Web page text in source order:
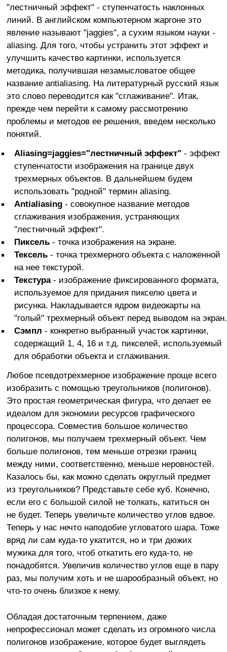
"лестничный эффект" - ступенчатость наклонных
линий. В английском компьютерном жаргоне это
явление называют "jaggies", а сухим языком науки -
aliasing. Для того, чтобы устранить этот эффект и
улучшить качество картинки, используется
методика, получившая незамысловатое общее
название antialiasing. На литературный русский язык
это слово переводится как "сглаживание". Итак,
прежде чем перейти к самому рассмотрению
проблемы и методов ее решения, введем несколько
понятий.
Aliasing=jaggies="лестничный эффект" - эффект
ступенчатости изображения на границе двух
трехмерных объектов. В дальнейшем будем
использовать "родной" термин aliasing.
Antialiasing - совокупное название методов
сглаживания изображения, устраняющих
"лестничный эффект".
Пиксель - точка изображения на экране.
Тексель - точка трехмерного объекта с наложенной
на нее текстурой.
Текстура- изображение фиксированного формата,
используемое для придания пикселю цвета и
рисунка. Накладывается ядром видеокарты на
"голый" трехмерный объект перед выводом на экран.
Сэмпл - конкретно выбранный участок картинки,
содержащий 1, 4, 16 и т.д. пикселей, используемый
для обработки объекта и сглаживания.
Любое псевдотрехмерное изображение проще всего
изобразить с помощью треугольников (полигонов).
Это простая геометрическая фигура, что делает ее
идеалом для экономии ресурсов графического
процессора. Совместив большое количество
полигонов, мы получаем трехмерный объект. Чем
больше полигонов, тем меньше отрезки границ
между ними, соответственно, меньше неровностей.
Казалось бы, как можно сделать округлый предмет
из треугольников? Представьте себе куб. Конечно,
если его с большой силой не толкать, катиться он
не будет. Теперь увеличьте количество углов вдвое.
Теперь у нас нечто наподобие угловатого шара. Тоже
вряд ли сам куда-то укатится, но и три дюжих
мужика для того, чтоб откатить его куда-то, не
понадобятся. Увеличив количество углов еще в пару
раз, мы получим хоть и не шарообразный объект, но
что-то очень близкое к нему.
Обладая достаточным терпением, даже
непрофессионал может сделать из огромного числа
полигонов изображение, которое будет выглядеть